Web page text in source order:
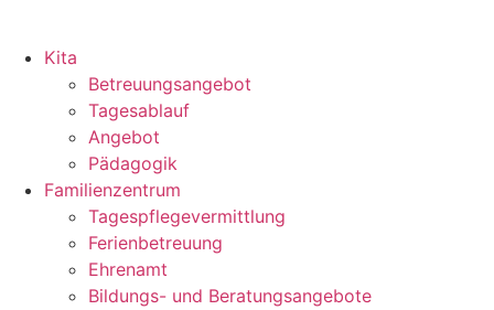
Kita
Betreuungsangebot
Tagesablauf
Angebot
Pädagogik
Familienzentrum
Tagespflegevermittlung
Ferienbetreuung
Ehrenamt
Bildungs- und Beratungsangebote